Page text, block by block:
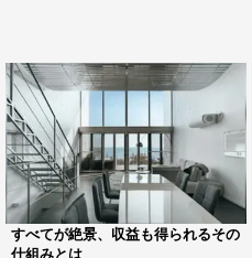
すべてが絶景、収益も得られるその
仕組みとは